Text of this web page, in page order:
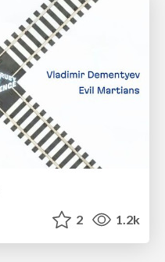
2 1.2k